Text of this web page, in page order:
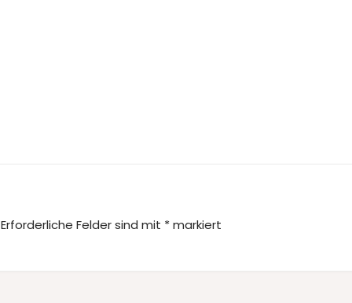
Erforderliche Felder sind mit *markiert